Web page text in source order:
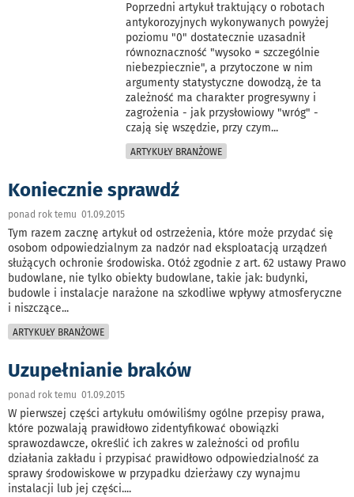
Poprzedni artykuł traktujący o robotach
antykorozyjnych wykonywanych powyżej
poziomu "0" dostatecznie uzasadnił
równoznaczność "wysoko = szczególnie
niebezpiecznie", a przytoczone w nim
argumenty statystyczne dowodzą, że ta
zależność ma charakter progresywny i
zagrożenia - jak przysłowiowy "wróg" -
czają się wszędzie, przy czym...
ARTYKUŁY BRANŻOWE
Koniecznie sprawdź
ponad rok temu 01.09.2015
Tym razem zacznę artykuł od ostrzeżenia, które może przydać się
osobom odpowiedzialnym za nadzór nad eksploatacją urządzeń
służących ochronie środowiska. Otóż zgodnie z art. 62 ustawy Prawo
budowlane, nie tylko obiekty budowlane, takie jak: budynki,
budowle i instalacje narażone na szkodliwe wpływy atmosferyczne
i niszczące...
ARTYKUŁY BRANŻOWE
Uzupełnianie braków
ponad rok temu 01.09.2015
W pierwszej części artykułu omówiliśmy ogólne przepisy prawa,
które pozwalają prawidłowo zidentyfikować obowiązki
sprawozdawcze, określić ich zakres w zależności od profilu
działania zakładu i przypisać prawidłowo odpowiedzialność za
sprawy środowiskowe w przypadku dzierżawy czy wynajmu
instalacji lub jej części....